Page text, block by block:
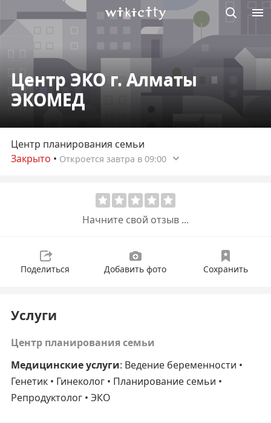
Викисити
Центр ЭКО г. Алматы
ЭКОМЕД
Центр планирования семьи
Закрыто • Откроется завтра в 09:00
Начните свой отзыв ...
Поделиться Добавить фото Сохранить
Услуги
Центр планирования семьи
Медицинские услуги: Ведение беременности •
Генетик • Гинеколог • Планирование семьи •
Репродуктолог • ЭКО